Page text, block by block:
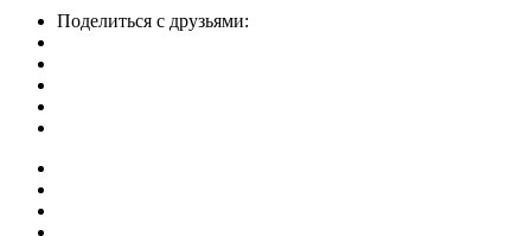
Поделиться с друзьями: